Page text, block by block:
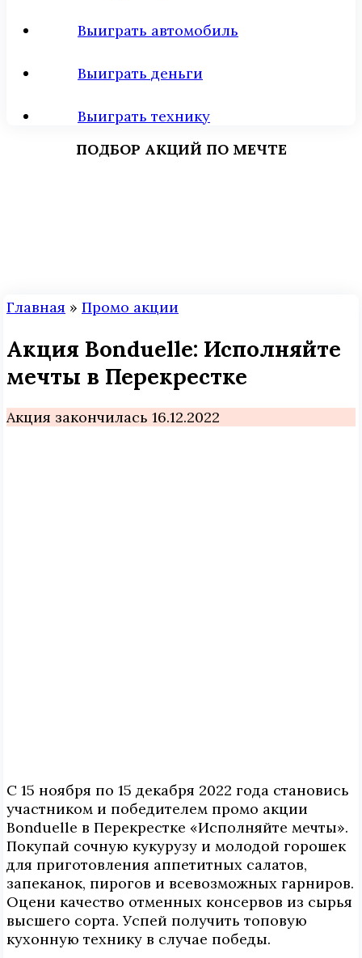
Выиграть автомобиль
Выиграть деньги
Выиграть технику
ПОДБОР АКЦИЙ ПО МЕЧТЕ
Главная » Промо акции
Акция Bonduelle: Исполняйте
мечты в Перекрестке
Акция закончилась 16.12.2022
С 15 ноября по 15 декабря 2022 года становись
участником и победителем промо акции
Bonduelle в Перекрестке «Исполняйте мечты».
Покупай сочную кукурузу и молодой горошек
для приготовления аппетитных салатов,
запеканок, пирогов и всевозможных гарниров.
Оцени качество отменных консервов из сырья
высшего сорта. Успей получить топовую
кухонную технику в случае победы.